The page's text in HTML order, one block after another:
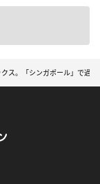
ス。「シンガポール」で過